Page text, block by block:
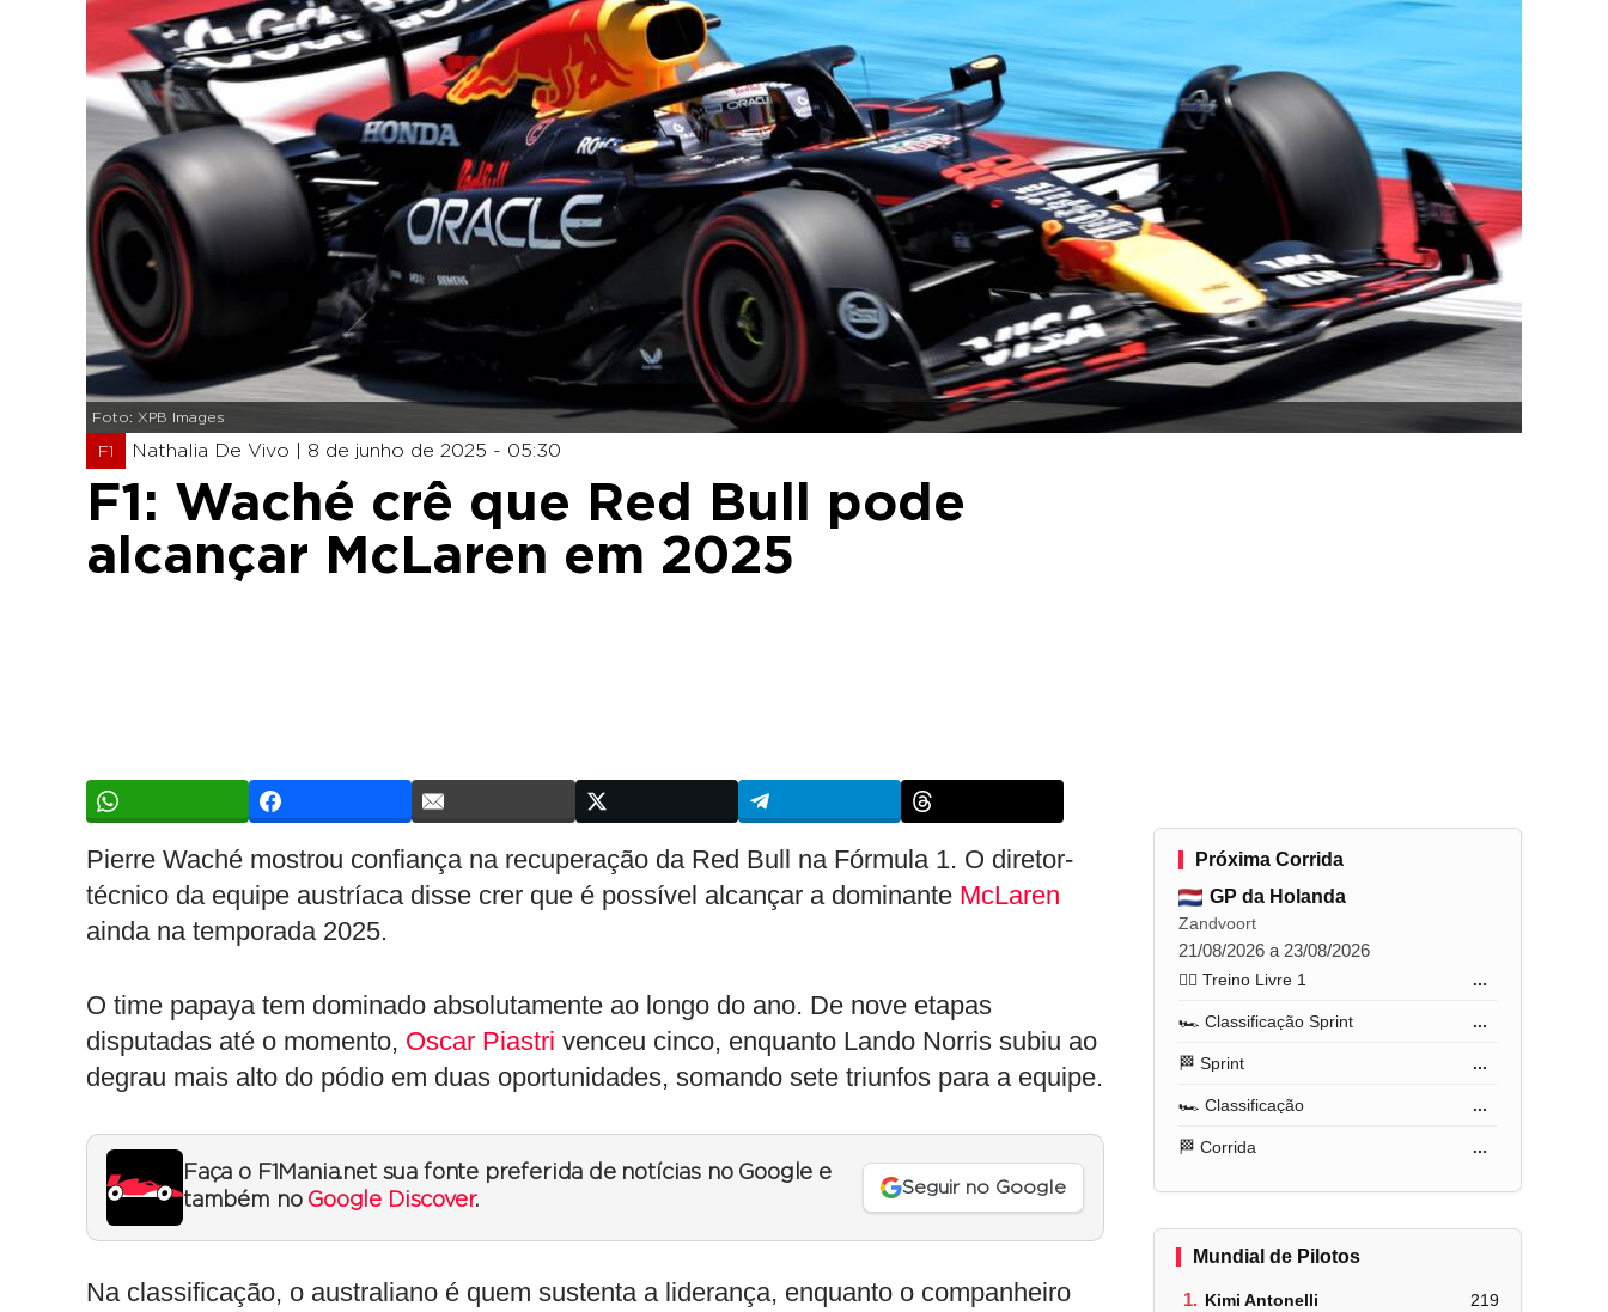
Foto: XPB Images
F1 Nathalia De Vivo | 8 de junho de 2025 - 05:30
F1: Waché crê que Red Bull pode
alcançar McLaren em 2025
Pierre Waché mostrou confiança na recuperação da Red Bull na Fórmula 1. O diretor-
técnico da equipe austríaca disse crer que é possível alcançar a dominante McLaren
ainda na temporada 2025.
O time papaya tem dominado absolutamente ao longo do ano. De nove etapas
disputadas até o momento, Oscar Piastri venceu cinco, enquanto Lando Norris subiu ao
degrau mais alto do pódio em duas oportunidades, somando sete triunfos para a equipe.
Faça o F1Mania.net sua fonte preferida de notícias no Google e
também no Google Discover.
Seguir no Google
Na classificação, o australiano é quem sustenta a liderança, enquanto o companheiro
Próxima Corrida
GP da Holanda
Zandvoort
21/08/2026 a 23/08/2026
🏋️‍♂️ Treino Livre 1 ...
🏎️ Classificação Sprint ...
🏁 Sprint ...
🏎️ Classificação ...
🏁 Corrida ...
Mundial de Pilotos
1. Kimi Antonelli 219